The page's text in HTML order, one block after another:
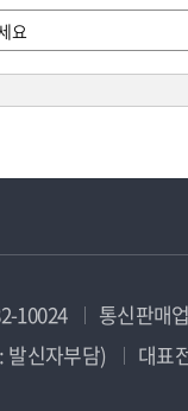
10024
통신판매
발신자부담)
대표